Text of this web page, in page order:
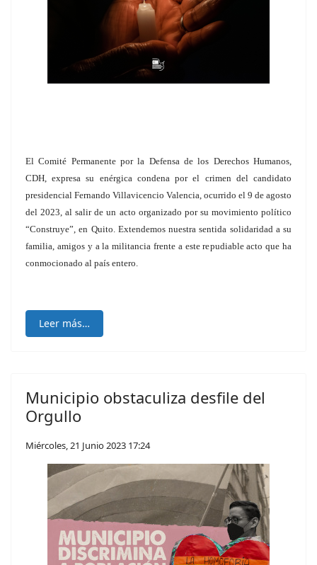
El Comité Permanente por la Defensa de los Derechos Humanos,
CDH, expresa su enérgica condena por el crimen del candidato
presidencial Fernando Villavicencio Valencia, ocurrido el 9 de agosto
del 2023, al salir de un acto organizado por su movimiento político
“Construye”, en Quito. Extendemos nuestra sentida solidaridad a su
familia, amigos y a la militancia frente a este repudiable acto que ha
conmocionado al país entero.
Leer más…
Municipio obstaculiza desfile del
Orgullo
Miércoles, 21 Junio 2023 17:24